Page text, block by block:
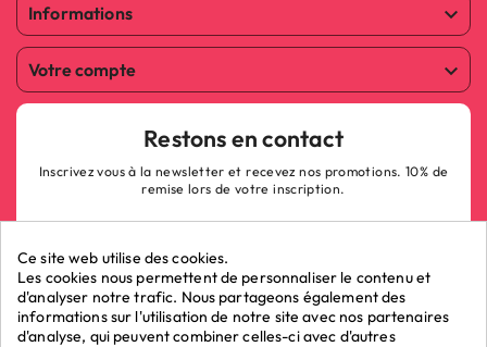
Informations 
Votre compte 
Restons en contact
Inscrivez vous à la newsletter et recevez nos promotions. 10% de
remise lors de votre inscription.
ok
Ce site web utilise des cookies.
Les cookies nous permettent de personnaliser le contenu et
d'analyser notre trafic. Nous partageons également des
informations sur l'utilisation de notre site avec nos partenaires
d'analyse, qui peuvent combiner celles-ci avec d'autres